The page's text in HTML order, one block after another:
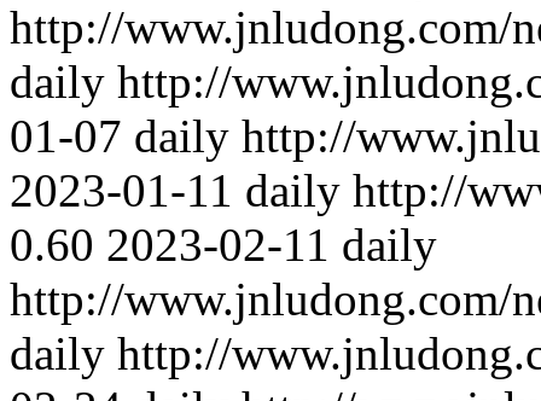
http://www.jnludong.com/
daily http://
01-07 daily http://
2023-01-11 daily http://
0.60 2023-02-11 daily
http://www.jnludong.com/
daily http://